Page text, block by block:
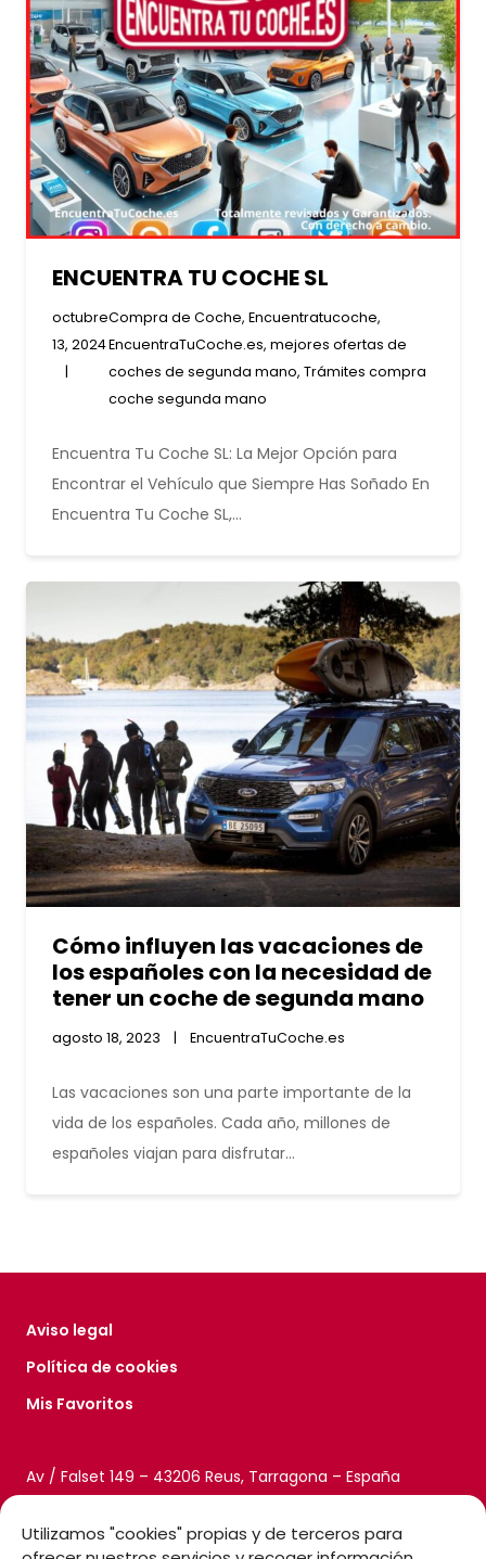
Utilizamos "cookies" propias y de terceros para
ENCUENTRA TU COCHE SL
octubre
13, 2024
Compra de Coche, Encuentratucoche,
EncuentraTuCoche.es, mejores ofertas de
coches de segunda mano, Trámites compra
coche segunda mano
Encuentra Tu Coche SL: La Mejor Opción para
Encontrar el Vehículo que Siempre Has Soñado En
Encuentra Tu Coche SL,…
Cómo influyen las vacaciones de
los españoles con la necesidad de
tener un coche de segunda mano
agosto 18, 2023 EncuentraTuCoche.es
Las vacaciones son una parte importante de la
vida de los españoles. Cada año, millones de
españoles viajan para disfrutar…
Aviso legal
Política de cookies
Mis Favoritos
Av / Falset 149 – 43206 Reus, Tarragona – España